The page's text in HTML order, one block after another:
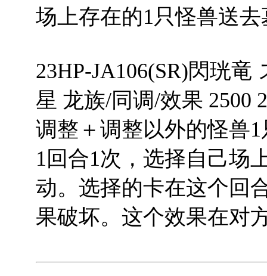
场上存在的1只怪兽送
23HP-JA106(SR)閃珖
星 龙族/同调/效果 2500
调整＋调整以外的怪兽
1回合1次，选择自己场
动。选择的卡在这个回
果破坏。这个效果在对